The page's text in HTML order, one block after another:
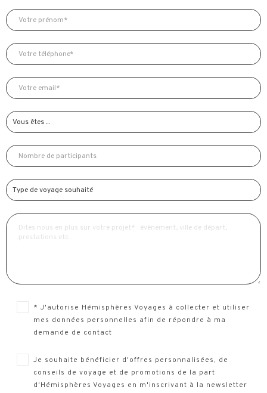
* J'autorise Hémisphères Voyages à collecter et utiliser
mes données personnelles afin de répondre à ma
demande de contact
Je souhaite bénéficier d'offres personnalisées, de
conseils de voyage et de promotions de la part
d'Hémisphères Voyages en m'inscrivant à la newsletter